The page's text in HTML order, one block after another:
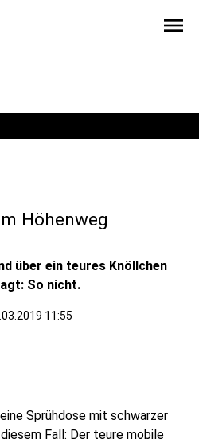
menu
Höhenweg
über ein teures Knöllchen
So nicht.
11:55
Sprühdose mit schwarzer
Fall: Der teure mobile